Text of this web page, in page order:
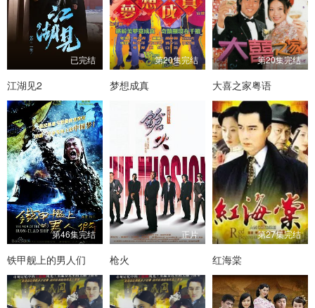
已完结
江湖见2
第20集完结
梦想成真
第20集完结
大喜之家粤语
第46集完结
铁甲舰上的男人们
正片
枪火
第27集完结
红海棠